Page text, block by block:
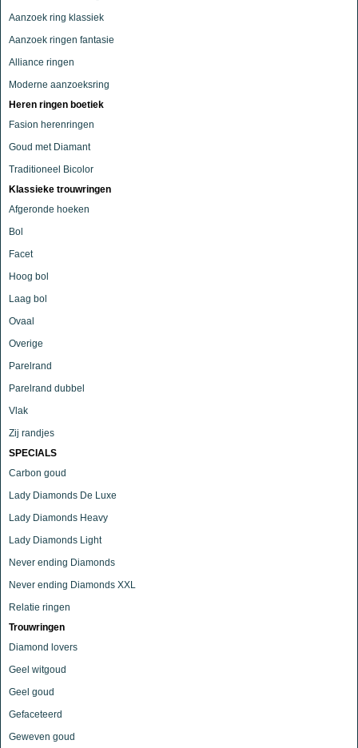
Aanzoek ring klassiek
Aanzoek ringen fantasie
Alliance ringen
Moderne aanzoeksring
Heren ringen boetiek
Fasion herenringen
Goud met Diamant
Traditioneel Bicolor
Klassieke trouwringen
Afgeronde hoeken
Bol
Facet
Hoog bol
Laag bol
Ovaal
Overige
Parelrand
Parelrand dubbel
Vlak
Zij randjes
SPECIALS
Carbon goud
Lady Diamonds De Luxe
Lady Diamonds Heavy
Lady Diamonds Light
Never ending Diamonds
Never ending Diamonds XXL
Relatie ringen
Trouwringen
Diamond lovers
Geel witgoud
Geel goud
Gefaceteerd
Geweven goud